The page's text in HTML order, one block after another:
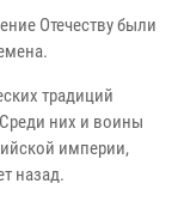
Отечеству были
традиций
них и воины
империи,
назад.